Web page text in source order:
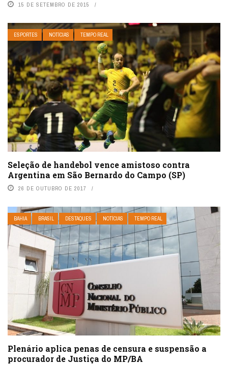
15 DE SETEMBRO DE 2015
ESPORTES NOTÍCIAS TEMPO REAL
Seleção de handebol vence amistoso contra
Argentina em São Bernardo do Campo (SP)
26 DE OUTUBRO DE 2017
BAHIA BRASIL DESTAQUES NOTÍCIAS TEMPO REAL
Plenário aplica penas de censura e suspensão a
procurador de Justiça do MP/BA